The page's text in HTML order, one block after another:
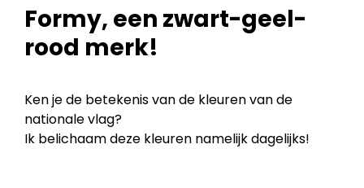
Formy, een zwart-geel-
rood merk!
Ken je de betekenis van de kleuren van de
nationale vlag?
Ik belichaam deze kleuren namelijk dagelijks!